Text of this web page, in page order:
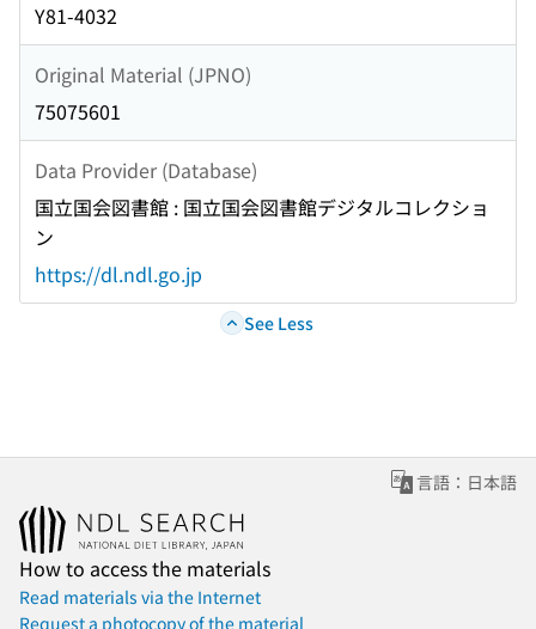
Y81-4032
Original Material (JPNO)
75075601
Data Provider (Database)
国立国会図書館 : 国立国会図書館デジタルコレクショ
ン
https://dl.ndl.go.jp
See Less
言語：日本語
How to access the materials
Read materials via the Internet
Request a photocopy of the material